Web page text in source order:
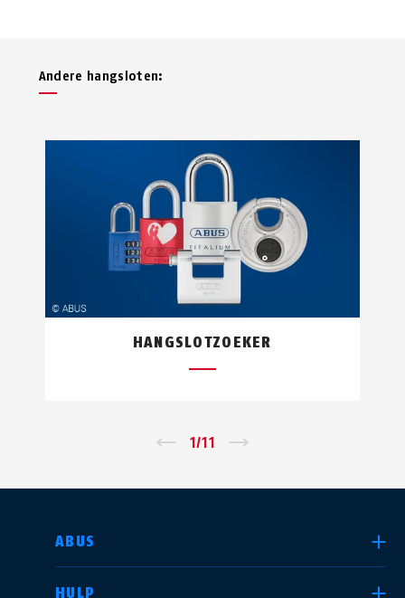
Andere hangsloten:
HANGSLOTZOEKER
1/11
ABUS
HULP
LAND SELECTEREN